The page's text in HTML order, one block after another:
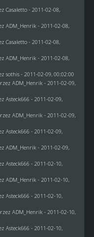
Casaletto- 2011-02-08,
ADM_Henrik- 2011-02-08,
Casaletto- 2011-02-08,
ADM_Henrik- 2011-02-08,
sothis- 2011-02-09, 00:02:00
ADM_Henrik- 2011-02-09,
Asteck666 - 2011-02-09,
ADM_Henrik- 2011-02-09,
Asteck666 - 2011-02-09,
ADM_Henrik- 2011-02-09,
Asteck666 - 2011-02-10,
ADM_Henrik- 2011-02-10,
Asteck666 - 2011-02-10,
ADM_Henrik- 2011-02-10,
Asteck666 - 2011-02-10,